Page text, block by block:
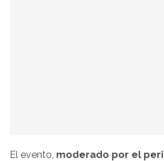
El evento, moderado por el